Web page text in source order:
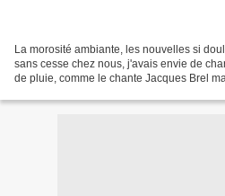
La morosité ambiante, les nouvelles si
sans cesse chez nous, j'avais envie de
de pluie, comme le chante Jacques Brel